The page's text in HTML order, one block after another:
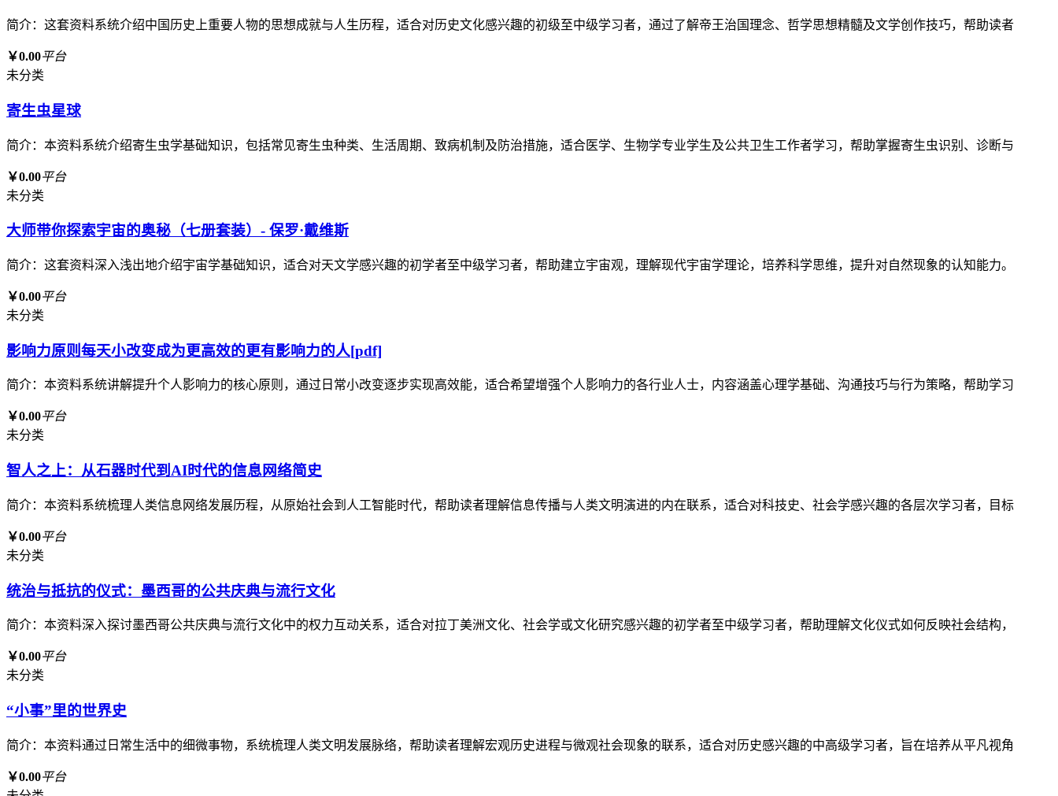
简介：这套资料系统介绍中国历史上重要人物的思想成就与人生历程，适合对历史文化感兴趣的初级至中级学习者，通过了解帝王治国理念、哲学思想精髓及文学创作技巧，帮助读者
￥0.00平台
未分类
寄生虫星球
简介：本资料系统介绍寄生虫学基础知识，包括常见寄生虫种类、生活周期、致病机制及防治措施，适合医学、生物学专业学生及公共卫生工作者学习，帮助掌握寄生虫识别、诊断与
￥0.00平台
未分类
大师带你探索宇宙的奥秘（七册套装）- 保罗·戴维斯
简介：这套资料深入浅出地介绍宇宙学基础知识，适合对天文学感兴趣的初学者至中级学习者，帮助建立宇宙观，理解现代宇宙学理论，培养科学思维，提升对自然现象的认知能力。
￥0.00平台
未分类
影响力原则每天小改变成为更高效的更有影响力的人[pdf]
简介：本资料系统讲解提升个人影响力的核心原则，通过日常小改变逐步实现高效能，适合希望增强个人影响力的各行业人士，内容涵盖心理学基础、沟通技巧与行为策略，帮助学习
￥0.00平台
未分类
智人之上：从石器时代到AI时代的信息网络简史
简介：本资料系统梳理人类信息网络发展历程，从原始社会到人工智能时代，帮助读者理解信息传播与人类文明演进的内在联系，适合对科技史、社会学感兴趣的各层次学习者，目标
￥0.00平台
未分类
统治与抵抗的仪式：墨西哥的公共庆典与流行文化
简介：本资料深入探讨墨西哥公共庆典与流行文化中的权力互动关系，适合对拉丁美洲文化、社会学或文化研究感兴趣的初学者至中级学习者，帮助理解文化仪式如何反映社会结构，
￥0.00平台
未分类
“小事”里的世界史
简介：本资料通过日常生活中的细微事物，系统梳理人类文明发展脉络，帮助读者理解宏观历史进程与微观社会现象的联系，适合对历史感兴趣的中高级学习者，旨在培养从平凡视角
￥0.00平台